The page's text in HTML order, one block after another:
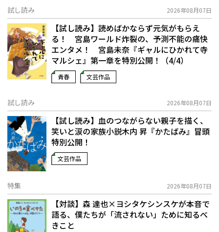
試し読み 2026年08月07日
【試し読み】読めばかならず元気がもらえ
る！ 宮島ワールド炸裂の、予測不能の痛快
エンタメ！ 宮島未奈『ギャルにひかれて寺
マルシェ』第一章を特別公開！（4/4）
青春 文芸作品
試し読み 2026年08月07日
【試し読み】血のつながらない親子を描く、
笑いと涙の家族小説――木内 昇『かたばみ』冒頭
特別公開！
文芸作品
特集 2026年08月07日
【対談】森 達也×ヨシタケシンスケが本音で
語る、僕たちが「流されない」ために知るべ
きこと